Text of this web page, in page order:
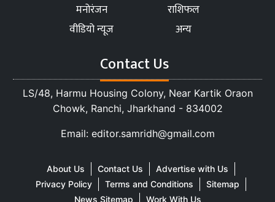
मनोरंजन
राशिफल
वीडियो न्यूज
अन्य
Contact Us
LS/48, Harmu Housing Colony, Near Kartik Oraon
Chowk, Ranchi, Jharkhand - 834002
Email: editor.samridh@gmail.com
About Us Contact Us
Advertise with Us
Privacy Policy
Terms and Conditions
Sitemap
News Sitemap
Work With Us